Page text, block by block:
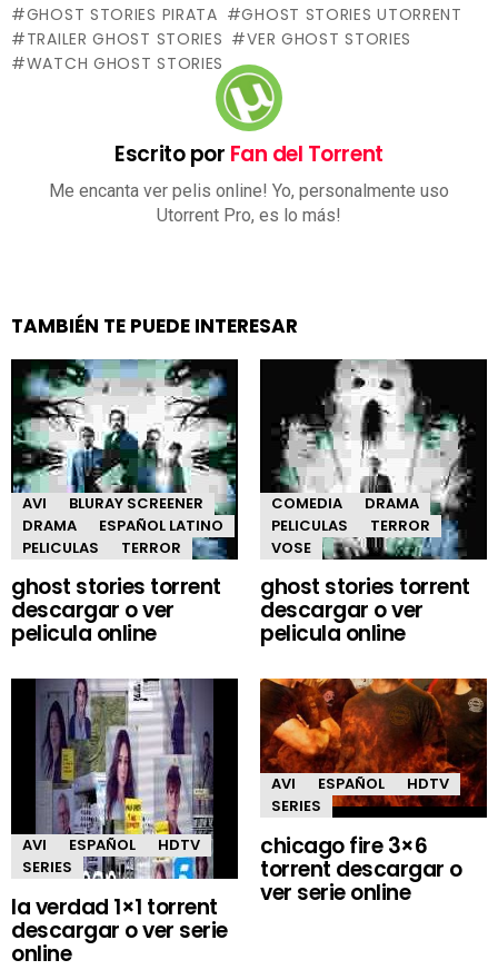
GHOST STORIES PIRATA
GHOST STORIES UTORRENT
TRAILER GHOST STORIES
VER GHOST STORIES
WATCH GHOST STORIES
Escrito por Fan del Torrent
Me encanta ver pelis online! Yo, personalmente uso
Utorrent Pro, es lo más!
TAMBIÉN TE PUEDE INTERESAR
AVI
BLURAY SCREENER
DRAMA
ESPAÑOL LATINO
PELICULAS
TERROR
ghost stories torrent
descargar o ver
pelicula online
COMEDIA
DRAMA
PELICULAS
TERROR
VOSE
ghost stories torrent
descargar o ver
pelicula online
AVI ESPAÑOL
HDTV
SERIES
la verdad 1×1 torrent
descargar o ver serie
online
AVI ESPAÑOL
HDTV
SERIES
chicago fire 3×6
torrent descargar o
ver serie online